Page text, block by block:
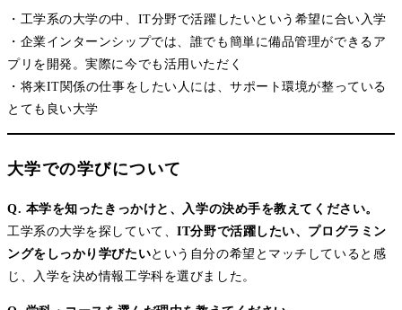
・工学系の大学の中、IT分野で活躍したいという希望に合い入学
・企業インターンシップでは、誰でも簡単に備品管理ができるア
プリを開発。実際に今でも活用いただく
・将来IT関係の仕事をしたい人には、サポート環境が整っている
とても良い大学
大学での学びについて
Q. 本学を知ったきっかけと、入学の決め手を教えてください。
工学系の大学を探していて、IT分野で活躍したい、プログラミン
ングをしっかり学びたいという自分の希望とマッチしていると感
じ、入学を決め情報工学科を選びました。